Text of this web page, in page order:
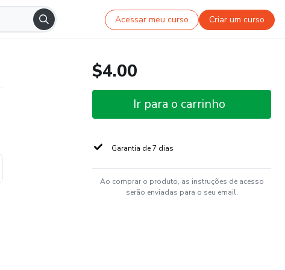
Acessar meu curso Criar um curso
$4.00
Ir para o carrinho
Garantia de 7 dias
Ao comprar o produto, as instruções de acesso
serão enviadas para o seu email.